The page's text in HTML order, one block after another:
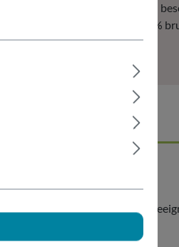
Das Material eignet sich
Gebrauch, da es zu 100%
von 100°C arbeiten,